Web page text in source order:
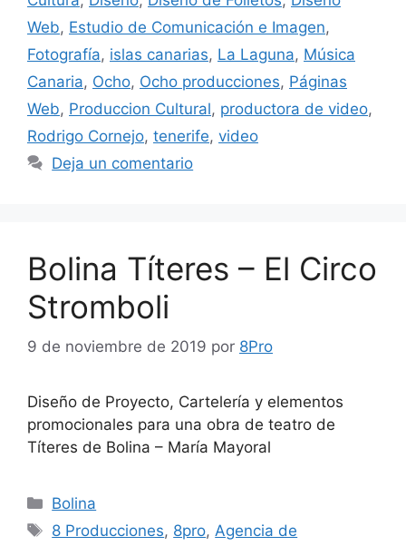
Web, Estudio de Comunicación e Imagen,
Fotografía, islas canarias, La Laguna, Música
Canaria, Ocho, Ocho producciones, Páginas
Web, Produccion Cultural, productora de video,
Rodrigo Cornejo, tenerife, video
Deja un comentario
Bolina Títeres – El Circo
Stromboli
9 de noviembre de 2019 por 8Pro
Diseño de Proyecto, Cartelería y elementos
promocionales para una obra de teatro de
Títeres de Bolina – María Mayoral
Bolina
8 Producciones, 8pro,Agencia de